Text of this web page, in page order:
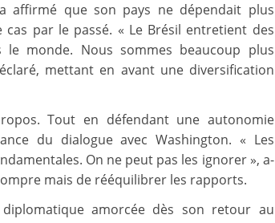
affirmé que son pays ne dépendait plus
par le passé. « Le Brésil entretient des
monde. Nous sommes beaucoup plus
mettant en avant une diversification
Tout en défendant une autonomie
du dialogue avec Washington. « Les
On ne peut pas les ignorer », a-
mais de rééquilibrer les rapports.
amorcée dès son retour au